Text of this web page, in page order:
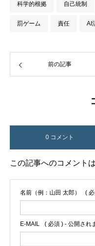
科学的根拠 自己統制
罰ゲーム 責任 AI
前の記事
0 コメント
この記事へのコメント
名前（例：山田 太郎） (
E-MAIL ( 必須 ) - 公開され